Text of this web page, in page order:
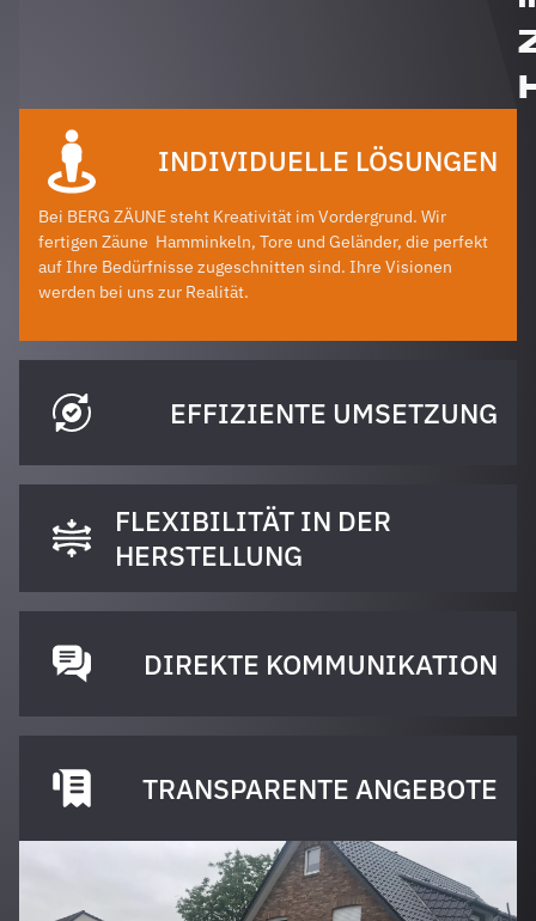
INDIVIDUELLE LÖSUNGEN
Bei BERG ZÄUNE steht Kreativität im Vordergrund. Wir
fertigen Zäune Hamminkeln, Tore und Geländer, die perfekt
auf Ihre Bedürfnisse zugeschnitten sind. Ihre Visionen
werden bei uns zur Realität.
EFFIZIENTE UMSETZUNG
FLEXIBILITÄT IN DER
HERSTELLUNG
DIREKTE KOMMUNIKATION
TRANSPARENTE ANGEBOTE